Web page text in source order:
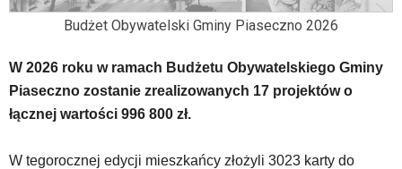
bezpośrednio
wiadomością.
Strona
została
w
Budżet Obywatelski Gminy Piaseczno 2026
W 2026 roku w ramach Budżetu Obywatelskiego Gminy
Piaseczno zostanie zrealizowanych 17 projektów o
łącznej wartości 996 800 zł.
W tegorocznej edycji mieszkańcy złożyli 3023 karty do